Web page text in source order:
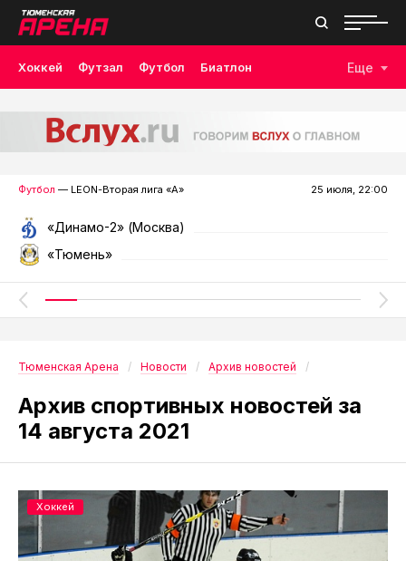
Хоккей Футзал Футбол Биатлон Еще
Футбол — LEON-Вторая лига «А» 25 июля, 22:00
«Динамо-2» (Москва)
«Тюмень»
Тюменская Арена Новости Архив новостей
Архив спортивных новостей за
14 августа 2021
Хоккей